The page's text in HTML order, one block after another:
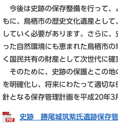
今後は史跡の保存整備を行って、
もに、鳥栖市の歴史文化遺産とし
していく必要があります。さらに
った自然環境にも恵まれた鳥栖市
く国民共有の財産として次世代に確
そのために、史跡の保護とこの地
を明確化し、将来にわたって適切
針となる保存管理計画を平成20年3
史跡 勝尾城筑紫氏遺跡保存